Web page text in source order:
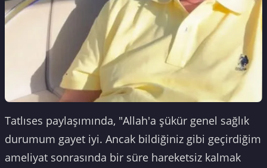
Tatlıses paylaşımında, "Allah'a şükür genel sağlık
durumum gayet iyi. Ancak bildiğiniz gibi geçirdiğim
ameliyat sonrasında bir süre hareketsiz kalmak